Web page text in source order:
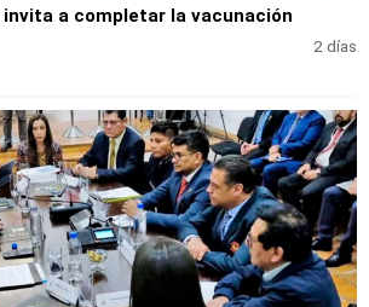
a completar la vacunación
2 días